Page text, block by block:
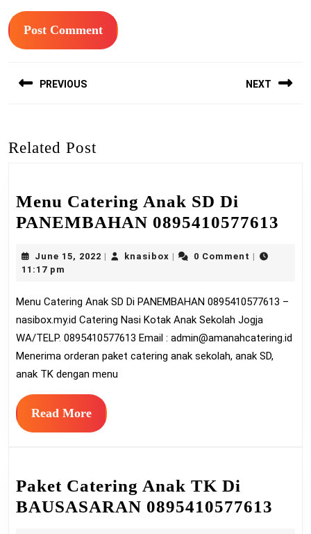
navigation
PREVIOUS NEXT
Related Post
Menu Catering Anak SD Di
PANEMBAHAN 0895410577613
Di
June 15, 2022 June
| knasiboxknasibox
| 0 Comment |
11:17 pm
Menu Catering Anak SD Di PANEMBAHAN 0895410577613 –
nasibox.my.id Catering Nasi Kotak Anak Sekolah Jogja
WA/TELP. 0895410577613 Email : admin@amanahcatering.id
Menerima orderan paket catering anak sekolah, anak SD,
anak TK dengan menu
Read MoreRead
More
Paket Catering Anak TK Di
BAUSASARAN 0895410577613